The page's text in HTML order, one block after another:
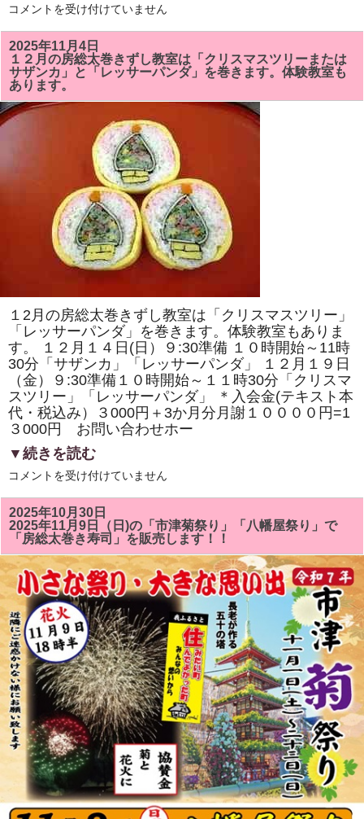
6
の
房
総
太
巻
ず
し
教
室
メ」
と
巻
き
寿
司
の
体
験
教
室
も
あ
ま
す。
は
コメントを受け付けていません
2025年11月4日
１２月の房総太巻きずし教室は「クリスマスツリーまたは
サザンカ」と「レッサーパンダ」を巻きます。体験教室も
あります。
１2月の房総太巻きずし教室は「クリスマスツリー」
「レッサーパンダ」を巻きます。体験教室もありま
す。 １２月１４日(日）９:30準備 １０時開始～11時
30分「サザンカ」「レッサーパンダ」 １２月１９日
（金）９:30準備１０時開始～１１時30分「クリスマ
スツリー」「レッサーパンダ」 ＊入会金(テキスト本
代・税込み）３000円＋3か月分月謝１００００円=1
３000円 お問い合わせホー
▼続きを読む
１
月
の
房
総
太
巻
き
ず
し
教
室
は
「ク
リ
ス
マ
ス
ツ
リ
ー
ま
た
は
サ
カ」
と
コメントを受け付けていません
2025年10月30日
2025年11月9日（日)の「市津菊祭り」「八幡屋祭り」で
「房総太巻き寿司」を販売します！！